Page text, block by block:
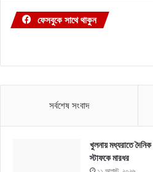
ফেসবুকে সাথে থাকুন
সর্বশেষ সংবাদ
খুলনায় মধ্যরাতে
স্টাফকে মারধর